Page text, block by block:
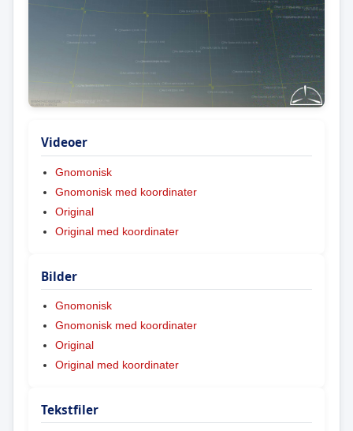
Videoer
Gnomonisk
Gnomonisk med koordinater
Original
Original med koordinater
Bilder
Gnomonisk
Gnomonisk med koordinater
Original
Original med koordinater
Tekstfiler